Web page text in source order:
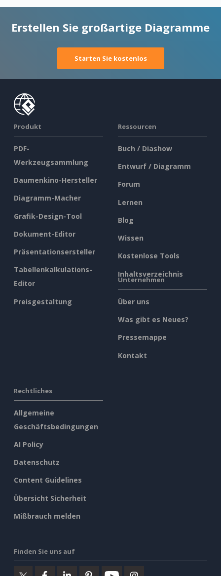
Erstellen Sie großartige Diagramme
Starten Sie kostenlos
Produkt
PDF-
Werkzeugsammlung
Daumenkino-Hersteller
Diagramm-Macher
Grafik-Design-Tool
Dokument-Editor
Präsentationsersteller
Tabellenkalkulations-
Editor
Preisgestaltung
Ressourcen
Buch / Diashow
Entwurf / Diagramm
Forum
Lernen
Blog
Wissen
Kostenlose Tools
Inhaltsverzeichnis
Unternehmen
Über uns
Was gibt es Neues?
Pressemappe
Kontakt
Rechtliches
Allgemeine
Geschäftsbedingungen
AI Policy
Datenschutz
Content Guidelines
Übersicht Sicherheit
Mißbrauch melden
Finden Sie uns auf